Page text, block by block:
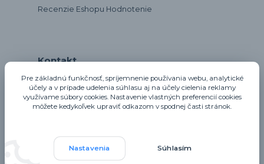
Recenzie Eshopu Hodnotenie
Kontakt
notta@notta.sk
Upravit sběr cookies.
Pre základnú funkčnosť, spríjemnenie používania webu, analytické
účely a v prípade udelenia súhlasu aj na účely cielenia reklamy
využívame súbory cookies. Nastavenie vlastných preferencií cookies
môžete kedykoľvek upraviť odkazom v spodnej časti stránok.
Nastavenia Súhlasím